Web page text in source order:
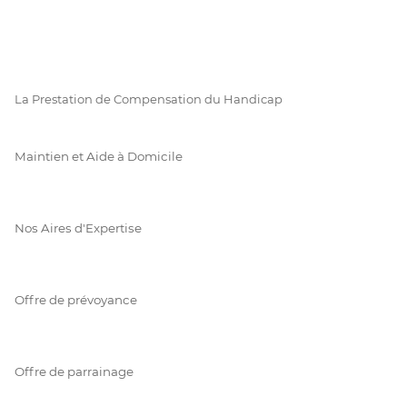
La Prestation de Compensation du Handicap
Maintien et Aide à Domicile
Nos Aires d'Expertise
Offre de prévoyance
Offre de parrainage